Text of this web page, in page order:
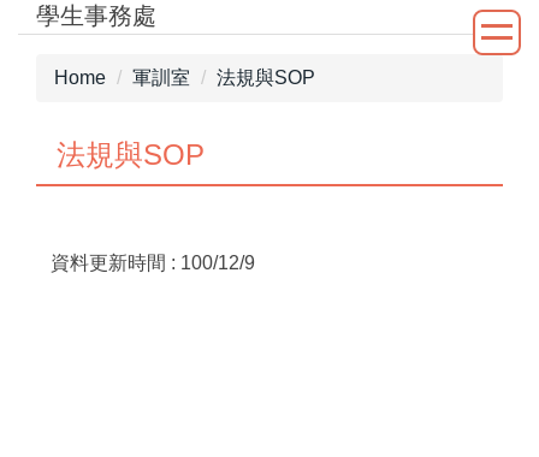
Jump
學生事務處
Home 軍訓室 法規與SOP
法規與SOP
資料更新時間 : 100/12/9